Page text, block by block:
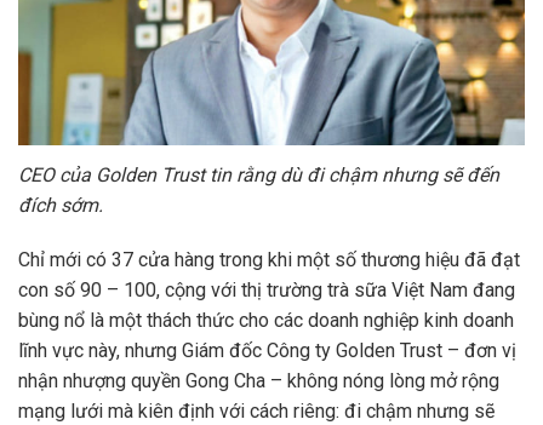
CEO của Golden Trust tin rằng dù đi chậm nhưng sẽ đến
đích sớm.
Chỉ mới có 37 cửa hàng trong khi một số thương hiệu đã đạt
con số 90 – 100, cộng với thị trường trà sữa Việt Nam đang
bùng nổ là một thách thức cho các doanh nghiệp kinh doanh
lĩnh vực này, nhưng Giám đốc Công ty Golden Trust – đơn vị
nhận nhượng quyền Gong Cha – không nóng lòng mở rộng
mạng lưới mà kiên định với cách riêng: đi chậm nhưng sẽ